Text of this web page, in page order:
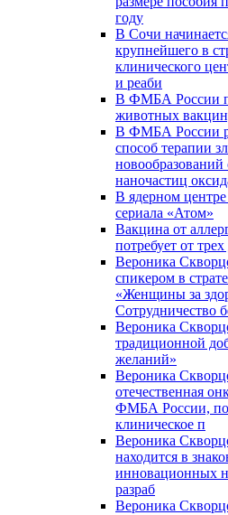
году
В Сочи
крупнейшего в
клинического
и реаби
В ФМБА России
животных
В ФМБА России
способ терапии
новообразований
наночастиц
В ядерном
сериала «Атом»
Вакцина от
потребует от
Вероника
спикером в
«Женщины за
Сотрудничество
Вероника
традиционной
желаний»
Вероника
отечественная
ФМБА России,
клиническое п
Вероника
находится в
инновационных
разраб
Вероника